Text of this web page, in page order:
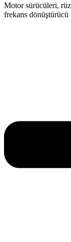
Motor sürücüleri,
frekans dönüştürücü